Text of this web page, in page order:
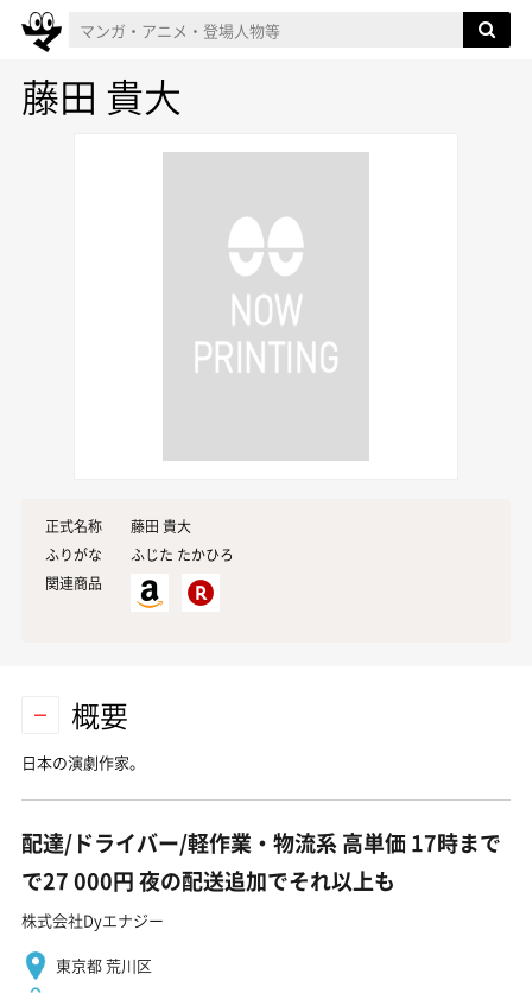
藤田 貴大
正式名称
藤田 貴大
ふりがな
ふじた たかひろ
関連商品
概要
日本の演劇作家。
配達/ドライバー/軽作業・物流系 高単価 17時まで
で27 000円 夜の配送追加でそれ以上も
株式会社Dyエナジー
東京都 荒川区